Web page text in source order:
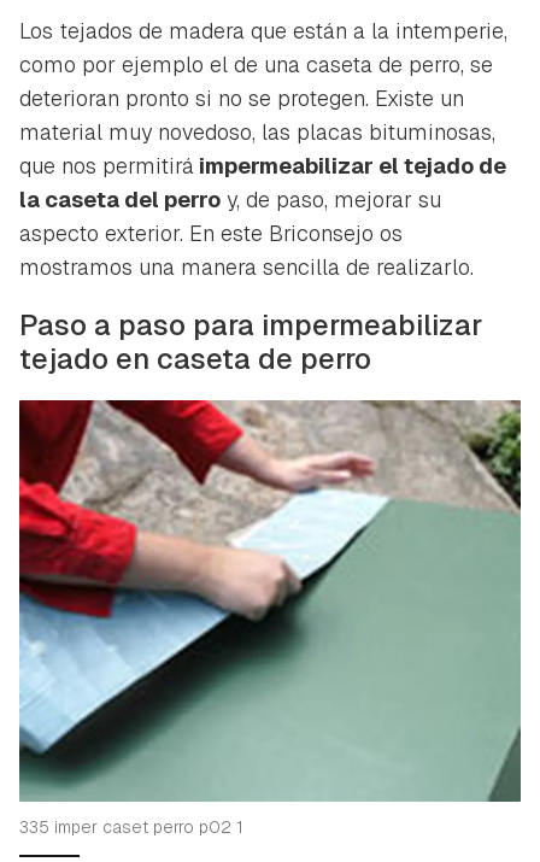
Los tejados de madera que están a la intemperie,
como por ejemplo el de una caseta de perro, se
deterioran pronto si no se protegen. Existe un
material muy novedoso, las placas bituminosas,
que nos permitirá impermeabilizar el tejado de
la caseta del perro y, de paso, mejorar su
aspecto exterior. En este Briconsejo os
mostramos una manera sencilla de realizarlo.
Paso a paso para impermeabilizar
tejado en caseta de perro
335 imper caset perro p02 1